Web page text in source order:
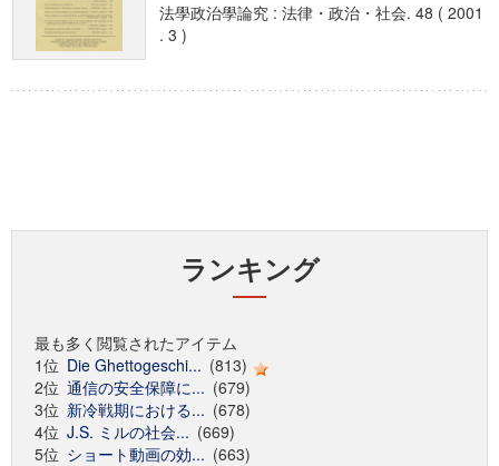
法學政治學論究 : 法律・政治・社会. 48 ( 2001
. 3 )
ランキング
最も多く閲覧されたアイテム
1位 Die Ghettogeschi... (813)
2位 通信の安全保障に... (679)
3位 新冷戦期における... (678)
4位 J.S. ミルの社会... (669)
5位 ショート動画の効... (663)